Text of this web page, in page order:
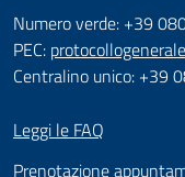
Numero verde: +39
PEC:
Centralino unico: +39
Leggi le FAQ
Prenotazione